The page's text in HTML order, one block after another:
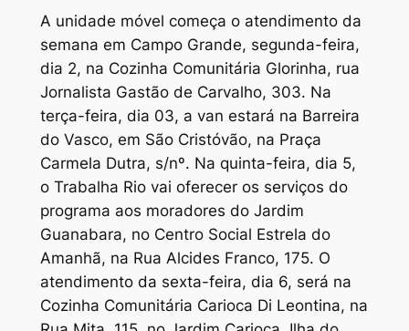
A unidade móvel começa o atendimento da
semana em Campo Grande, segunda-feira,
dia 2, na Cozinha Comunitária Glorinha, rua
Jornalista Gastão de Carvalho, 303. Na
terça-feira, dia 03, a van estará na Barreira
do Vasco, em São Cristóvão, na Praça
Carmela Dutra, s/nº. Na quinta-feira, dia 5,
o Trabalha Rio vai oferecer os serviços do
programa aos moradores do Jardim
Guanabara, no Centro Social Estrela do
Amanhã, na Rua Alcides Franco, 175. O
atendimento da sexta-feira, dia 6, será na
Cozinha Comunitária Carioca Di Leontina, na